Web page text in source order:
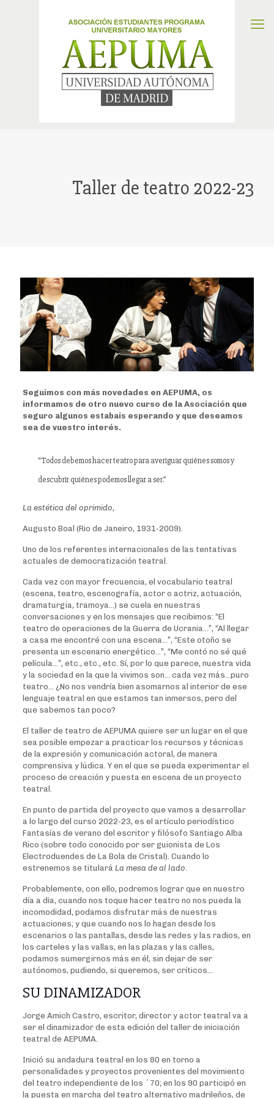
Taller de teatro 2022-23
Seguimos con más novedades en AEPUMA, os
informamos de otro nuevo curso de la Asociación que
seguro algunos estabais esperando y que deseamos
sea de vuestro interés.
“Todos debemos hacer teatro para averiguar quiénes somos y
descubrir quiénes podemos llegar a ser.”
La estética del oprimido,
Augusto Boal (Rio de Janeiro, 1931-2009).
Uno de los referentes internacionales de las tentativas
actuales de democratización teatral.
Cada vez con mayor frecuencia, el vocabulario teatral
(escena, teatro, escenografía, actor o actriz, actuación,
dramaturgia, tramoya…) se cuela en nuestras
conversaciones y en los mensajes que recibimos: “El
teatro de operaciones de la Guerra de Ucrania…”, “Al llegar
a casa me encontré con una escena…”, “Este otoño se
presenta un escenario energético…”, “Me contó no sé qué
película…”, etc., etc., etc. Sí, por lo que parece, nuestra vida
y la sociedad en la que la vivimos son… cada vez más…puro
teatro… ¿No nos vendría bien asomarnos al interior de ese
lenguaje teatral en que estamos tan inmersos, pero del
que sabemos tan poco?
El taller de teatro de AEPUMA quiere ser un lugar en el que
sea posible empezar a practicar los recursos y técnicas
de la expresión y comunicación actoral, de manera
comprensiva y lúdica. Y en el que se pueda experimentar el
proceso de creación y puesta en escena de un proyecto
teatral.
En punto de partida del proyecto que vamos a desarrollar
a lo largo del curso 2022-23, es el artículo periodístico
Fantasías de verano del escritor y filósofo Santiago Alba
Rico (sobre todo conocido por ser guionista de Los
Electroduendes de La Bola de Cristal). Cuando lo
estrenemos se titulará La mesa de al lado
Probablemente, con ello, podremos lograr que en nuestro
día a día, cuando nos toque hacer teatro no nos pueda la
incomodidad, podamos disfrutar más de nuestras
actuaciones; y que cuando nos lo hagan desde los
escenarios o las pantallas, desde las redes y las radios, en
los carteles y las vallas, en las plazas y las calles,
podamos sumergirnos más en él, sin dejar de ser
autónomos, pudiendo, si queremos, ser críticos…
SU DINAMIZADOR
Jorge Amich Castro, escritor, director y actor teatral va a
ser el dinamizador de esta edición del taller de iniciación
teatral de AEPUMA.
Inició su andadura teatral en los 80 en torno a
personalidades y proyectos provenientes del movimiento
del teatro independiente de los ´70; en los 90 participó en
la puesta en marcha del teatro alternativo madrileños, de